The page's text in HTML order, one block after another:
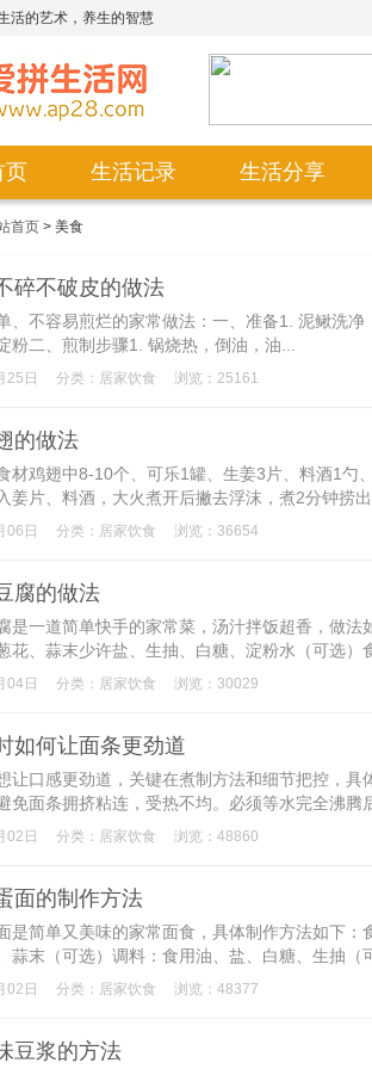
活的艺术，养生的智慧
页 生活记录 生活分享
首页 > 美食
碎不破皮的做法
、不容易煎烂的家常做法：一、准备1. 泥鳅洗
粉二、煎制步骤1. 锅烧热，倒油，油...
25日 分类： 居家饮食 浏览：25161
的做法
材鸡翅中8-10个、可乐1罐、生姜3片、料酒1勺
姜片、料酒，大火煮开后撇去浮沫，煮2分钟捞
06日 分类： 居家饮食 浏览：36654
腐的做法
是一道简单快手的家常菜，汤汁拌饭超香，做
花、蒜末少许盐、生抽、白糖、淀粉水（可选）
04日 分类： 居家饮食 浏览：30029
如何让面条更劲道
让口感更劲道，关键在煮制方法和细节把控，
免面条拥挤粘连，受热不均。必须等水完全沸腾
02日 分类： 居家饮食 浏览：48860
面的制作方法
是简单又美味的家常面食，具体制作方法如下
蒜末（可选）调料：食用油、盐、白糖、生抽（
02日 分类： 居家饮食 浏览：48377
豆浆的方法